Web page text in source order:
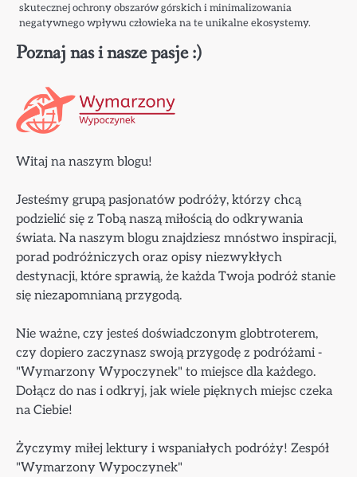
skutecznej ochrony obszarów górskich i minimalizowania
negatywnego wpływu człowieka na te unikalne ekosystemy.
Poznaj nas i nasze pasje :)
Witaj na naszym blogu!
Jesteśmy grupą pasjonatów podróży, którzy chcą
podzielić się z Tobą naszą miłością do odkrywania
świata. Na naszym blogu znajdziesz mnóstwo inspiracji,
porad podróżniczych oraz opisy niezwykłych
destynacji, które sprawią, że każda Twoja podróż stanie
się niezapomnianą przygodą.
Nie ważne, czy jesteś doświadczonym globtroterem,
czy dopiero zaczynasz swoją przygodę z podróżami -
"Wymarzony Wypoczynek" to miejsce dla każdego.
Dołącz do nas i odkryj, jak wiele pięknych miejsc czeka
na Ciebie!
Życzymy miłej lektury i wspaniałych podróży! Zespół
"Wymarzony Wypoczynek"